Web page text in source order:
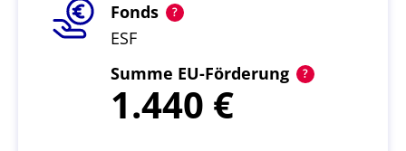
Fonds
ESF
Summe EU-Förderung
1.440